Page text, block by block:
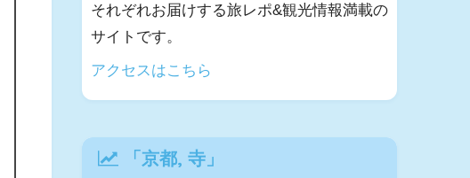
それぞれお届けする旅レポ&観光情報満載の
サイトです。
アクセスはこちら
「京都, 寺 」